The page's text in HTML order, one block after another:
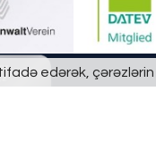
edərək, çərəzlərin